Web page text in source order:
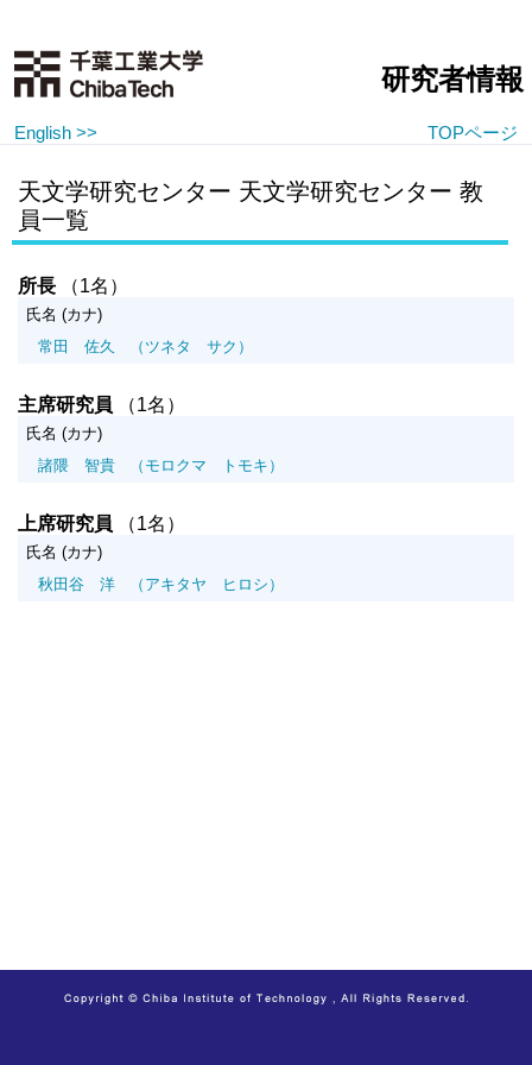
研究者情報
English >> TOPページ
天文学研究センター 天文学研究センター 教
員一覧
所長 （1名）
氏名 (カナ)
常田 佐久
（ツネタ サク）
主席研究員 （1名）
氏名 (カナ)
諸隈 智貴
（モロクマ トモキ）
上席研究員 （1名）
氏名 (カナ)
秋田谷 洋
（アキタヤ ヒロシ）